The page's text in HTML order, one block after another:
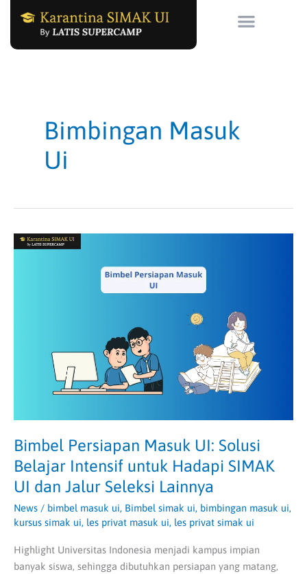
Bimbingan Masuk
Ui
Bimbel Persiapan Masuk UI: Solusi
Belajar Intensif untuk Hadapi SIMAK
UI dan Jalur Seleksi Lainnya
News / bimbel masuk ui, Bimbel simak ui, bimbingan masuk ui,
kursus simak ui, les privat masuk ui, les privat simak ui
Highlight Universitas Indonesia menjadi kampus impian
banyak siswa, sehingga dibutuhkan persiapan yang matang,
Bimbel
dan
Jalur
Seleksi
Lainnya